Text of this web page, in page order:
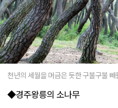
천년의 세월을 머금은 듯한 구불구불
◆경주왕릉의 소나무